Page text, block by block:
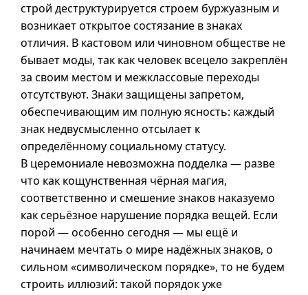
строй деструктурируется строем буржуазным и
возникает открытое состязание в знаках
отличия. В кастовом или чиновном обществе не
бывает моды, так как человек всецело закреплён
за своим местом и межклассовые переходы
отсутствуют. Знаки защищены запретом,
обеспечивающим им полную ясность: каждый
знак недвусмысленно отсылает к
определённому социальному статусу.
В церемониале невозможна подделка — разве
что как кощунственная чёрная магия,
соответственно и смешение знаков наказуемо
как серьёзное нарушение порядка вещей. Если
порой — особенно сегодня — мы ещё и
начинаем мечтать о мире надёжных знаков, о
сильном «символическом порядке», то не будем
строить иллюзий: такой порядок уже